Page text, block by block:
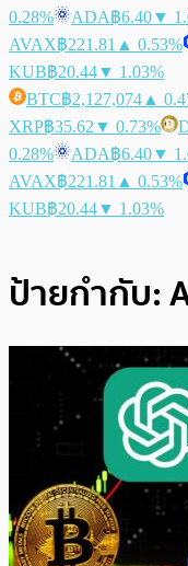
0.28%
ADA฿6.40▼
AVAX฿221.81 ▲ 0.53%
KUB฿20.44▼ 1.03%
BTC฿2,127,074 ▲
XRP฿35.62 ▼ 0.73%
0.28%
ADA฿6.40▼
AVAX฿221.81 ▲ 0.53%
KUB฿20.44▼ 1.03%
ป้ายกำกับ: